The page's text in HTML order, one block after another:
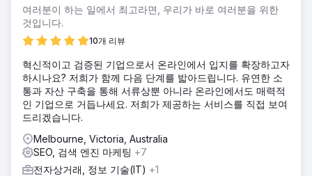
여러분이 하는 일에서 최고라면, 우리가 바로 여러분을 위한
것입니다.
10개 리뷰
혁신적이고 검증된 기업으로서 온라인에서 입지를 확장하고자
하시나요? 저희가 함께 다음 단계를 밟아드립니다. 유연한 소
통과 자산 구축을 통해 서류상뿐 아니라 온라인에서도 매력적
인 기업으로 거듭나세요. 저희가 제공하는 서비스를 직접 보여
드리겠습니다.
Melbourne, Victoria, Australia
SEO, 검색 엔진 마케팅 +7
전자상거래, 정보 기술(IT) +1